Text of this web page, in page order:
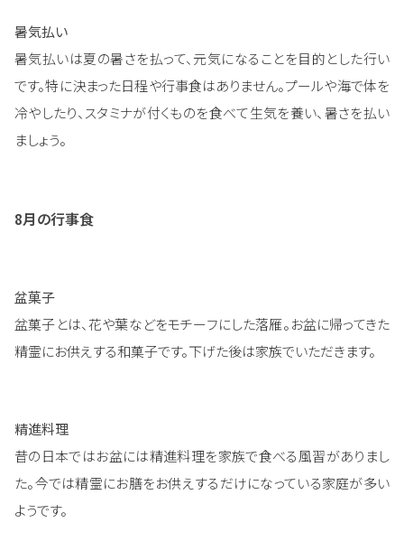
暑気払い
暑気払いは夏の暑さを払って、元気になることを目的とした行い
です。特に決まった日程や行事食はありません。プールや海で体を
冷やしたり、スタミナが付くものを食べて生気を養い、暑さを払い
ましょう。
8月の行事食
盆菓子
盆菓子とは、花や葉などをモチーフにした落雁。お盆に帰ってきた
精霊にお供えする和菓子です。下げた後は家族でいただきます。
精進料理
昔の日本ではお盆には精進料理を家族で食べる風習がありまし
た。今では精霊にお膳をお供えするだけになっている家庭が多い
ようです。